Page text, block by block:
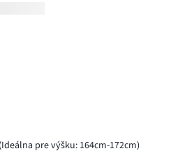
pre výšku: 164cm-172cm)